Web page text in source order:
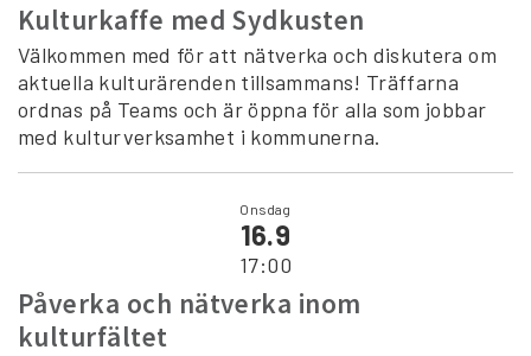
Kulturkaffe med Sydkusten
Välkommen med för att nätverka och diskutera om
aktuella kulturärenden tillsammans! Träffarna
ordnas på Teams och är öppna för alla som jobbar
med kulturverksamhet i kommunerna.
Onsdag
16.9
17:00
Påverka och nätverka inom
kulturfältet